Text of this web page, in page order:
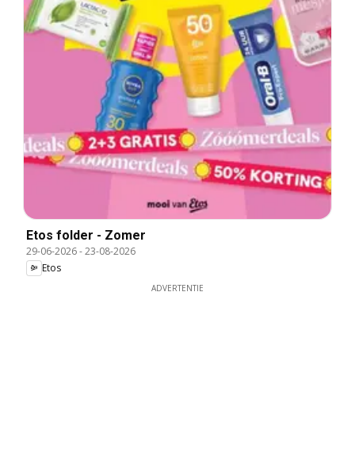
Etos folder - Zomer
29-06-2026-23-08-2026
Etos
ADVERTENTIE